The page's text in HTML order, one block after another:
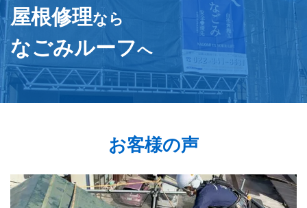
屋根修理なら
なごみルーフへ
お客様の声